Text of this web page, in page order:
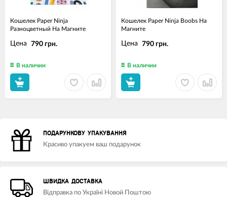
Кошелек Paper Ninja
Разноцветный На Магните
Цена 790 грн.
В наличии
Кошелек Paper Ninja Boobs На
Магните
Цена 790 грн.
В наличии
ПОДАРУНКОВУ УПАКУВАННЯ
Красиво упакуем ваш подарунок
ШВИДКА ДОСТАВКА
Відправка по Україні Новой Поштою